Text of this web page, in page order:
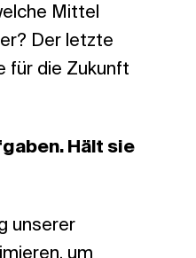
Mittel
Der letzte
für die Zukunft
Hält sie
unserer
um